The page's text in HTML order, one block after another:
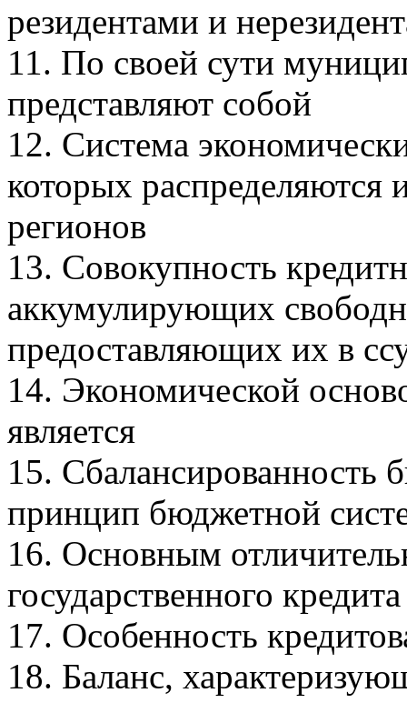
резидентами и
11. По своей сути
представляют собой
12. Система
которых распределяются
регионов
13. Совокупность
аккумулирующих
предоставляющих их в
14. Экономической
является
15. Сбалансированность
принцип бюджетной
16. Основным
государственного
17. Особенность
18. Баланс,